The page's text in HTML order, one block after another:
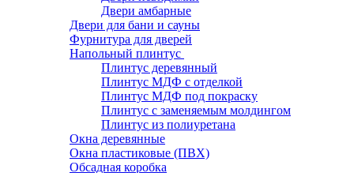
Двери амбарные
Двери для бани и сауны
Фурнитура для дверей
Напольный плинтус
Плинтус деревянный
Плинтус МДФ с отделкой
Плинтус МДФ под покраску
Плинтус с заменяемым молдингом
Плинтус из полиуретана
Окна деревянные
Окна пластиковые (ПВХ)
Обсадная коробка